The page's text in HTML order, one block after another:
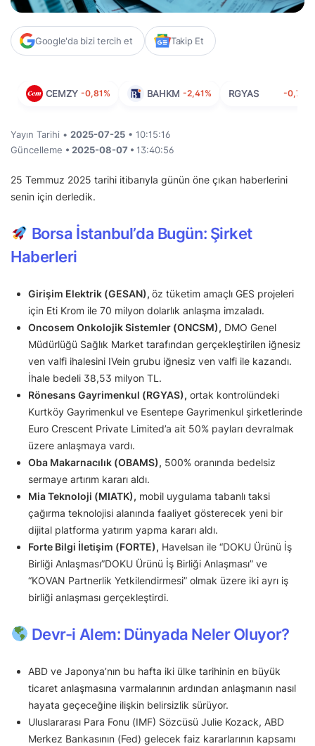
Google'da bizi tercih et Takip Et
CEMZY -0,81% BAHKM -2,41% RGYAS -0,74%
Yayın Tarihi • 2025-07-25 • 10:15:16
Güncelleme • 2025-08-07 • 13:40:56
25 Temmuz 2025 tarihi itibarıyla günün öne çıkan haberlerini
senin için derledik.
Borsa İstanbul’da Bugün: Şirket
Haberleri
Girişim Elektrik (GESAN), öz tüketim amaçlı GES projeleri
için Eti Krom ile 70 milyon dolarlık anlaşma imzaladı.
Oncosem Onkolojik Sistemler (ONCSM), DMO Genel
Müdürlüğü Sağlık Market tarafından gerçekleştirilen iğnesiz
ven valfi ihalesini IVein grubu iğnesiz ven valfi ile kazandı.
İhale bedeli 38,53 milyon TL.
Rönesans Gayrimenkul (RGYAS), ortak kontrolündeki
Kurtköy Gayrimenkul ve Esentepe Gayrimenkul şirketlerinde
Euro Crescent Private Limited’a ait 50% payları devralmak
üzere anlaşmaya vardı.
Oba Makarnacılık (OBAMS), 500% oranında bedelsiz
sermaye artırım kararı aldı.
Mia Teknoloji (MIATK), mobil uygulama tabanlı taksi
çağırma teknolojisi alanında faaliyet gösterecek yeni bir
dijital platforma yatırım yapma kararı aldı.
Forte Bilgi İletişim (FORTE), Havelsan ile “DOKU Ürünü İş
Birliği Anlaşması”DOKU Ürünü İş Birliği Anlaşması” ve
“KOVAN Partnerlik Yetkilendirmesi” olmak üzere iki ayrı iş
birliği anlaşması gerçekleştirdi.
Devr-i Alem: Dünyada Neler Oluyor?
ABD ve Japonya’nın bu hafta iki ülke tarihinin en büyük
ticaret anlaşmasına varmalarının ardından anlaşmanın nasıl
hayata geçeceğine ilişkin belirsizlik sürüyor.
Uluslararası Para Fonu (IMF) Sözcüsü Julie Kozack, ABD
Merkez Bankasının (Fed) gelecek faiz kararlarının kapsamı